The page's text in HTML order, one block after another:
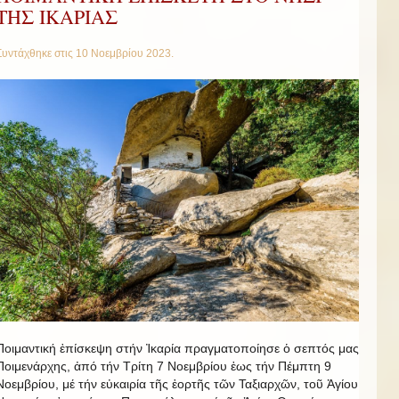
ΙΚΑΡΙΑΣ
στις 10 Νοεμβρίου 2023
ἐπίσκεψη στήν Ἰκαρία πραγματοποίησε ὁ σεπτός μας
ἀπό τήν Τρίτη 7 Νοεμβρίου ἐως τήν Πέμπτη 9
μέ τήν εὐκαιρία τῆς ἑορτῆς τῶν Ταξιαρχῶν, τοῦ Ἁγίου